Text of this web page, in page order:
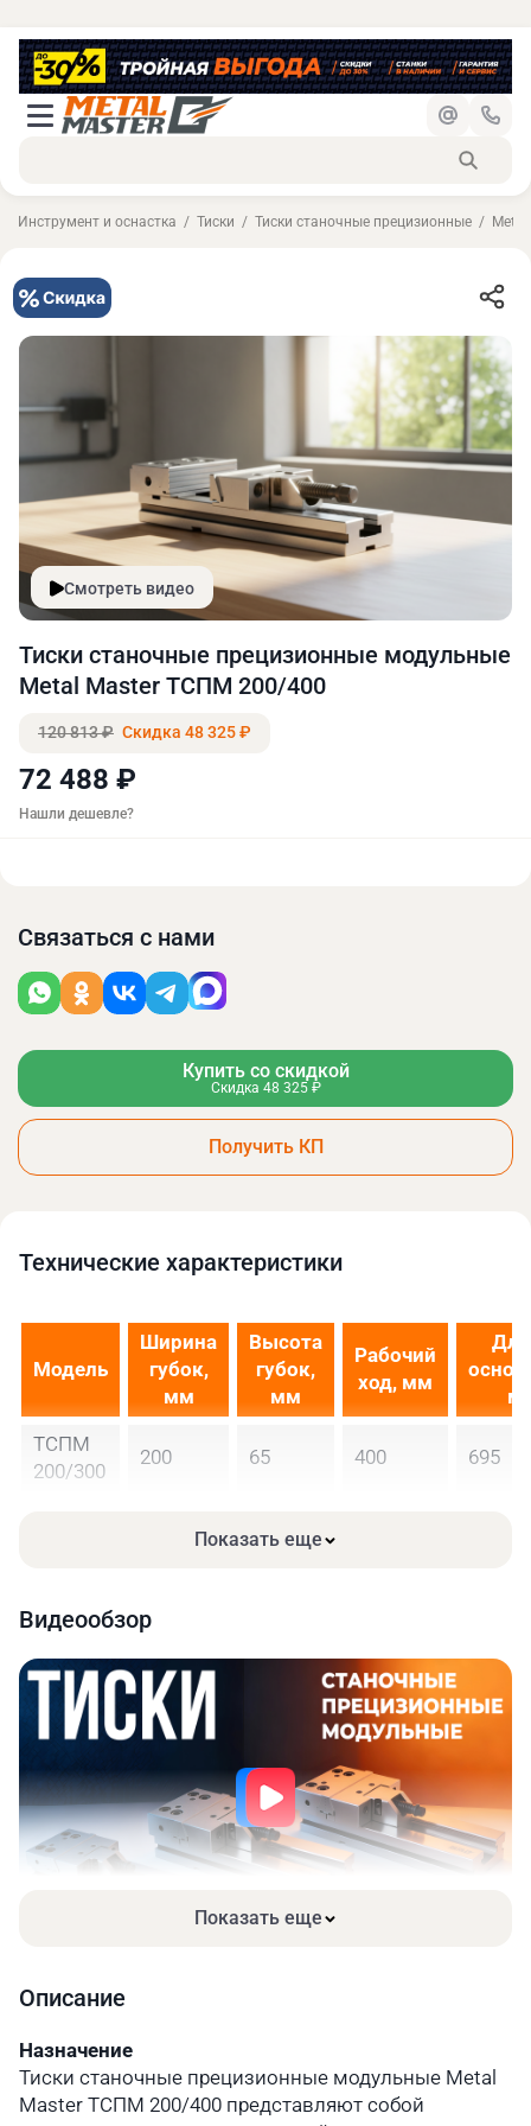
Инструмент и оснастка Тиски Тиски станочные прецизионные
Смотреть видео
Тиски станочные прецизионные модульные
Metal Master ТCПМ 200/400
120 813 ₽ Скидка 48 325 ₽
72 488 ₽
Нашли дешевле?
Связаться с нами
Купить со скидкой
Скидка 48 325 ₽
Получить КП
Технические xарактеристики
Модель
Ширина
губок,
мм
Высота
губок,
мм
Рабочий
ход, мм
ТСПМ
200/300
200 65 400 695
Показать еще
Видеообзор
Показать еще
Описание
Назначение
Тиски станочные прецизионные модульные Metal
Master ТСПМ 200/400 представляют собой